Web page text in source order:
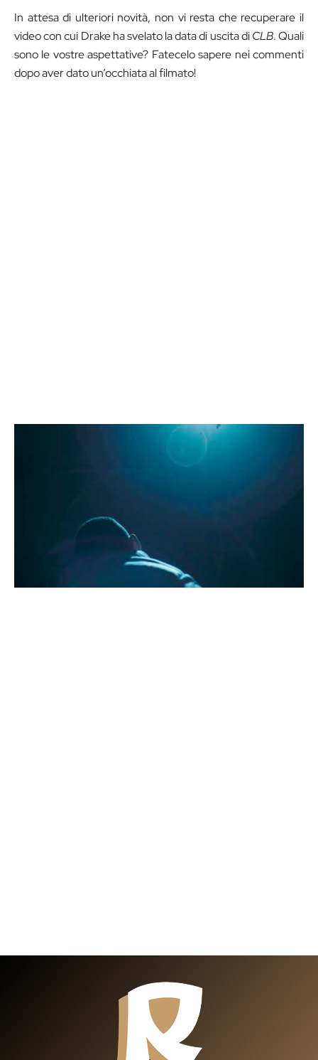
In attesa di ulteriori novità, non vi resta che recuperare il
video con cui Drake ha svelato la data di uscita diCLB. Quali
sono le vostre aspettative? Fatecelo sapere nei commenti
dopo aver dato un’occhiata al filmato!